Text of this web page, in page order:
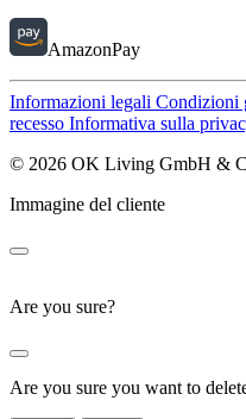
AmazonPay
Informazioni legali Condizioni
recesso Informativa sulla
© 2026 OK Living GmbH &
Immagine del cliente
Are you sure?
Are you sure you want to